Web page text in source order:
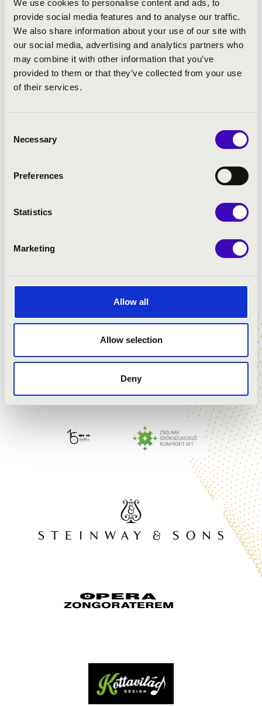
We use cookies to personalise content and ads, to
provide social media features and to analyse our traffic.
We also share information about your use of our site with
our social media, advertising and analytics partners who
may combine it with other information that you’ve
provided to them or that they’ve collected from your use
of their services.
Selection
Necessary
Preferences
Statistics
Marketing
Allow all
Allow selection
Deny
akusztikájú koncertterme, ahol az elmúlt években
számos nemzetközi és hazai művész, valamint világhírű
szimfonikus zenekar lépett fel.
A Filharmónia Magyarország alapító tagja a Zenei
TÁMOGATÓK ÉS
PARTNEREK